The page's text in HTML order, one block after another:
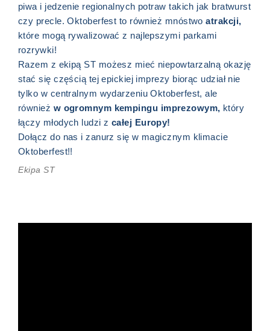
piwa i jedzenie regionalnych potraw takich jak bratwurst
czy precle. Oktoberfest to również mnóstwoatrakcji,
które mogą rywalizować z najlepszymi parkami
rozrywki!
Razem z ekipą ST możesz mieć niepowtarzalną okazję
stać się częścią tej epickiej imprezy biorąc udział nie
tylko w centralnym wydarzeniu Oktoberfest, ale
również w ogromnym kempingu imprezowym, który
łączy młodych ludzi z całej Europy!
Dołącz do nas i zanurz się w magicznym klimacie
Oktoberfest!!
Ekipa ST